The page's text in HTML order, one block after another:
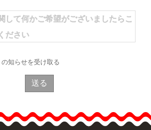
して何かご希望がございましたらこ
ださい
知らせを受け取る
送る